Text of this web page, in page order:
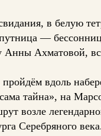
в белую
—
Анны Ахматовой,
вдоль
тайна», на
возле
Серебряного